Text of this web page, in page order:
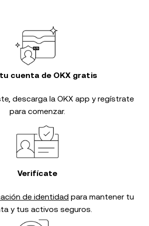
cuenta de OKX gratis
descarga la OKX app y regístrate
para comenzar.
Verifícate
de identidad para mantener tu
y tus activos seguros.